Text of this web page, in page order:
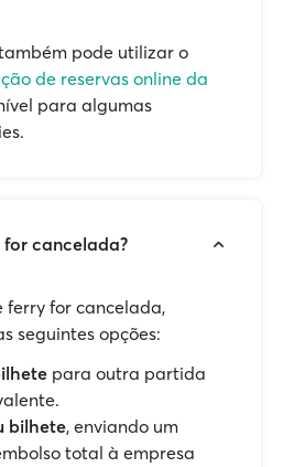
pode utilizar o
de reservas online da
para algumas
for cancelada?
ferry for cancelada,
seguintes opções:
para outra partida
bilhete, enviando um
total à empresa